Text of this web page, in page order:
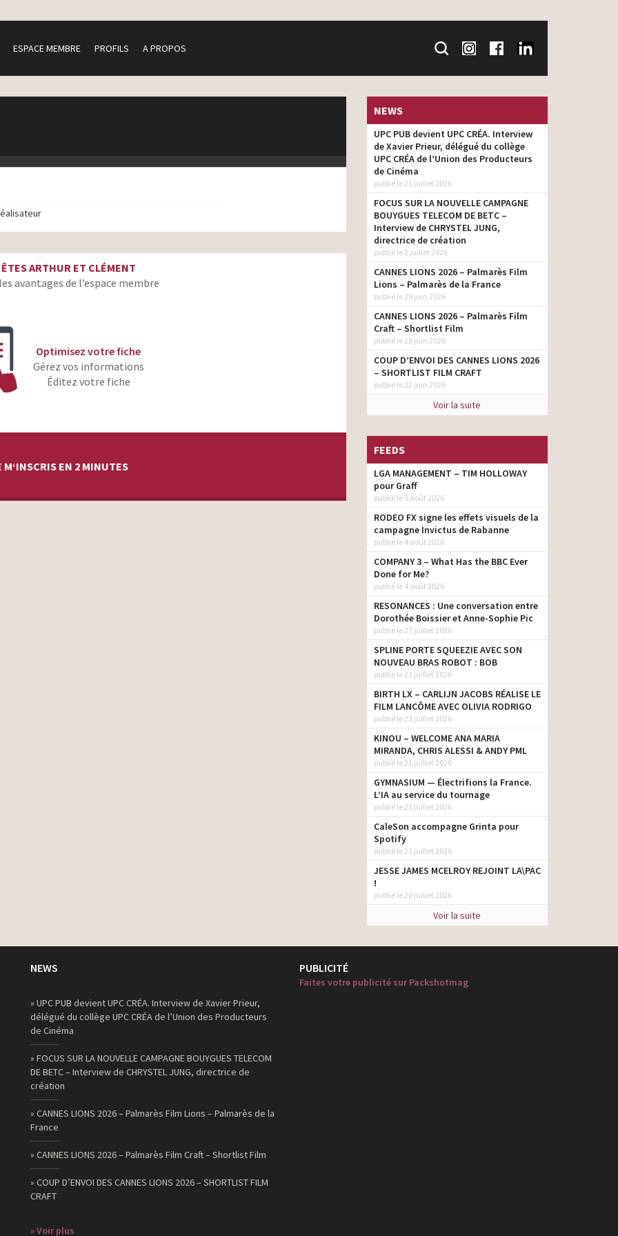
ESPACE MEMBRE PROFILS A PROPOS
ARTHUR ET CLÉMENT
avantages de l’espace membre
Optimisez votre fiche
Gérez vos informations
Éditez votre fiche
EN 2 MINUTES
NEWS
UPC PUB devient UPC CRÉA. Interview
de Xavier Prieur, délégué du collège
UPC CRÉA de l’Union des Producteurs
de Cinéma
publié le 21 juillet 2026
FOCUS SUR LA NOUVELLE CAMPAGNE
BOUYGUES TELECOM DE BETC –
Interview de CHRYSTEL JUNG,
directrice de création
publié le 2 juillet 2026
CANNES LIONS 2026 – Palmarès Film
Lions – Palmarès de la France
publié le 29 juin 2026
CANNES LIONS 2026 – Palmarès Film
Craft – Shortlist Film
publié le 23 juin 2026
COUP D’ENVOI DES CANNES LIONS 2026
– SHORTLIST FILM CRAFT
publié le 22 juin 2026
Voir la suite
FEEDS
LGA MANAGEMENT – TIM HOLLOWAY
pour Graff
publié le 5 août 2026
RODEO FX signe les effets visuels de la
campagne Invictus de Rabanne
publié le 4 août 2026
COMPANY 3 – What Has the BBC Ever
Done for Me?
publié le 4 août 2026
RESONANCES : Une conversation entre
Dorothée Boissier et Anne-Sophie Pic
publié le 27 juillet 2026
SPLINE PORTE SQUEEZIE AVEC SON
NOUVEAU BRAS ROBOT : BOB
publié le 23 juillet 2026
BIRTH LX – CARLIJN JACOBS RÉALISE LE
FILM LANCÔME AVEC OLIVIA RODRIGO
publié le 23 juillet 2026
KINOU – WELCOME ANA MARIA
MIRANDA, CHRIS ALESSI & ANDY PML
publié le 21 juillet 2026
GYMNASIUM — Électrifions la France.
L’IA au service du tournage
publié le 21 juillet 2026
CaleSon accompagne Grinta pour
Spotify
publié le 21 juillet 2026
JESSE JAMES MCELROY REJOINT LA\PAC
!
publié le 20 juillet 2026
Voir la suite
NEWS
» UPC PUB devient UPC CRÉA. Interview de Xavier Prieur,
délégué du collège UPC CRÉA de l’Union des Producteurs
de Cinéma
» FOCUS SUR LA NOUVELLE CAMPAGNE BOUYGUES TELECOM
DE BETC – Interview de CHRYSTEL JUNG, directrice de
création
» CANNES LIONS 2026 – Palmarès Film Lions – Palmarès de la
France
» CANNES LIONS 2026 – Palmarès Film Craft – Shortlist Film
» COUP D’ENVOI DES CANNES LIONS 2026 – SHORTLIST FILM
CRAFT
» Voir plus
PUBLICITÉ
Faites votre publicité sur Packshotmag